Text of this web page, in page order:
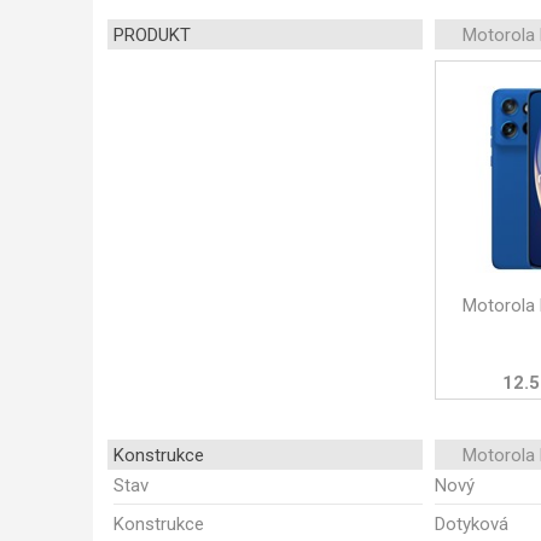
PRODUKT Motorola
Motorola
Konstrukce
Motorola
Stav
Nový
Konstrukce
Dotyková